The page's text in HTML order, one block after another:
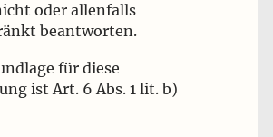
oder allenfalls
beantworten.
für diese
ist Art. 6 Abs. 1 lit. b)